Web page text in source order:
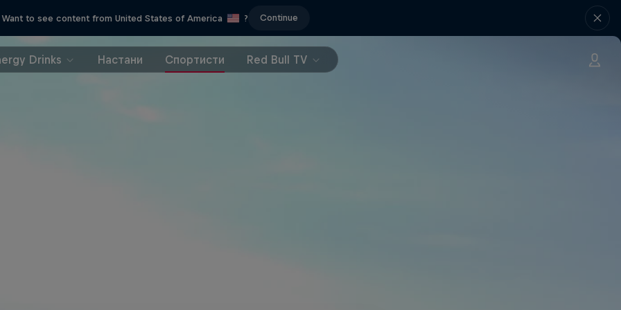
Want to see content from United States of America ? Continue
Drinks Настани Спортисти Red Bull TV